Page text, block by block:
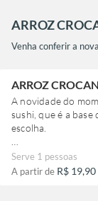
ARROZ
Venha conferir a
ARROZ
A novidade do
sushi, que é a base
escolha.
(os sabores são
alteração).
Serve 1 pessoas
A partir de R$ 19,90